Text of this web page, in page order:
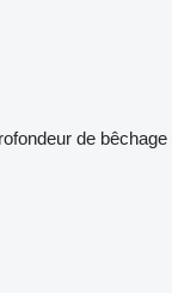
de bêchage